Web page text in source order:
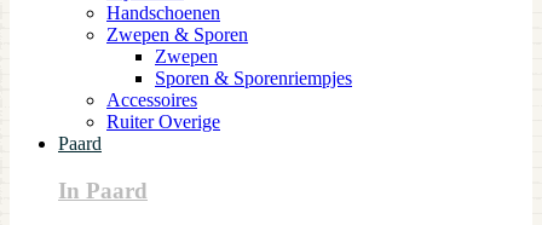
Handschoenen
Zwepen & Sporen
Zwepen
Sporen & Sporenriempjes
Accessoires
Ruiter Overige
Paard
In Paard